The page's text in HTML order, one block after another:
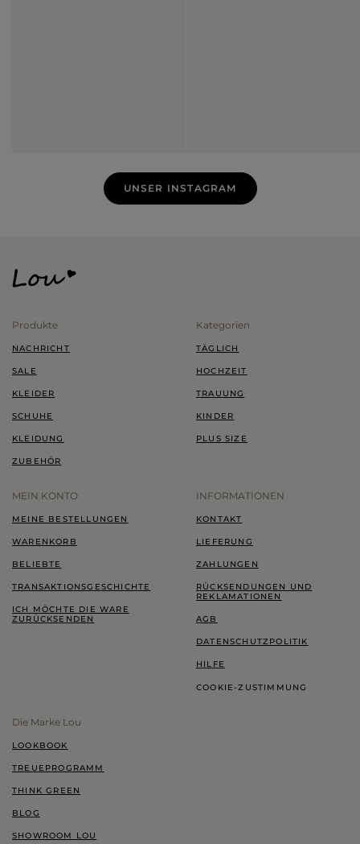
UNSER INSTAGRAM
Produkte
NACHRICHT
SALE
KLEIDER
SCHUHE
KLEIDUNG
ZUBEHÖR
Kategorien
TÄGLICH
HOCHZEIT
TRAUUNG
KINDER
PLUS SIZE
MEIN KONTO
MEINE BESTELLUNGEN
WARENKORB
BELIEBTE
TRANSAKTIONSGESCHICHTE
ICH MÖCHTE DIE WARE
ZURÜCKSENDEN
INFORMATIONEN
KONTAKT
LIEFERUNG
ZAHLUNGEN
RÜCKSENDUNGEN UND
REKLAMATIONEN
AGB
DATENSCHUTZPOLITIK
HILFE
COOKIE-ZUSTIMMUNG
Die Marke Lou
LOOKBOOK
TREUEPROGRAMM
THINK GREEN
BLOG
SHOWROOM LOU